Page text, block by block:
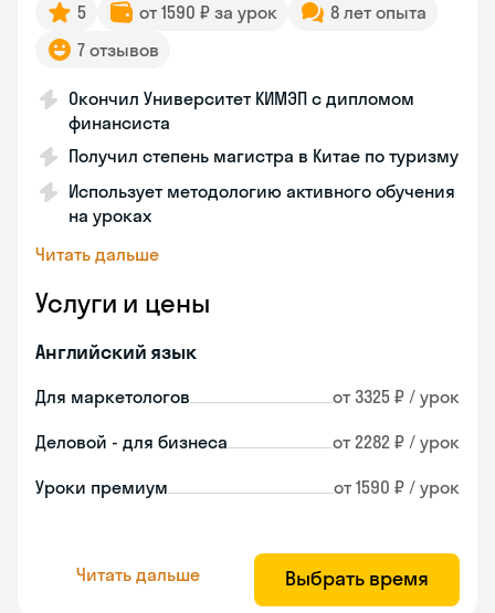
5 от 1590 ₽ за урок
8 лет опыта
7 отзывов
Окончил Университет КИМЭП с дипломом
финансиста
Получил степень магистра в Китае по туризму
Использует методологию активного обучения
на уроках
Читать дальше
Услуги и цены
Английский язык
Для маркетологов от 3325 ₽ / урок
Деловой - для бизнеса от 2282 ₽ / урок
Уроки премиум от 1590 ₽ / урок
Читать дальше Выбрать время